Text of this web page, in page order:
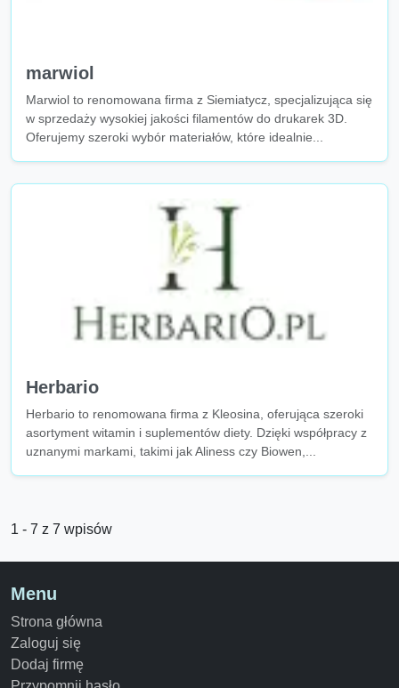
marwiol
Marwiol to renomowana firma z Siemiatycz, specjalizująca się
w sprzedaży wysokiej jakości filamentów do drukarek 3D.
Oferujemy szeroki wybór materiałów, które idealnie...
Herbario
Herbario to renomowana firma z Kleosina, oferująca szeroki
asortyment witamin i suplementów diety. Dzięki współpracy z
uznanymi markami, takimi jak Aliness czy Biowen,...
1 - 7 z 7 wpisów
Menu
Strona główna
Zaloguj się
Dodaj firmę